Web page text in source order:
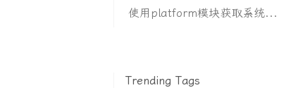
使用platform模块获取系统信息
Trending Tags